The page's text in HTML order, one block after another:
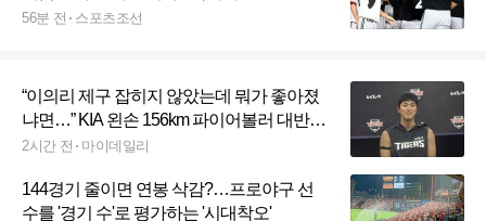
56분 전 스포츠조선
“이의리 제구 잡히지 않았는데 뭐가 좋아졌
냐면…” KIA 왼손 156km 파이어볼러 대반전,
강리호 日유학효과 인정
2시간 전 마이데일리
144경기 줄이면 연봉 삭감?…프로야구 선
수를 '경기 수'로 평가하는 '시대착오'